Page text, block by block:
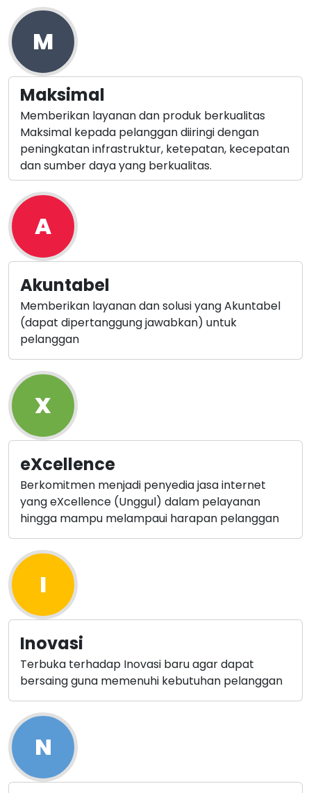
M
Maksimal
Memberikan layanan dan produk berkualitas
Maksimal kepada pelanggan diiringi dengan
peningkatan infrastruktur, ketepatan, kecepatan
dan sumber daya yang berkualitas.
A
Akuntabel
Memberikan layanan dan solusi yang Akuntabel
(dapat dipertanggung jawabkan) untuk
pelanggan
X
eXcellence
Berkomitmen menjadi penyedia jasa internet
yang eXcellence (Unggul) dalam pelayanan
hingga mampu melampaui harapan pelanggan
I
Inovasi
Terbuka terhadap Inovasi baru agar dapat
bersaing guna memenuhi kebutuhan pelanggan
N